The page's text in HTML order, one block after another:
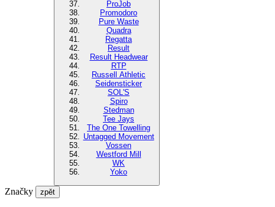
ProJob
Promodoro
Pure Waste
Quadra
Regatta
Result
Result Headwear
RTP
Russell Athletic
Seidensticker
SOL'S
Spiro
Stedman
Tee Jays
The One Towelling
Untagged Movement
Vossen
Westford Mill
WK
Yoko
Značky zpět